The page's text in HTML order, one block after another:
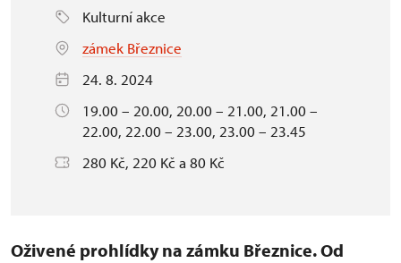
Kulturní akce
zámek Březnice
24. 8. 2024
19.00 – 20.00, 20.00 – 21.00, 21.00 –
22.00, 22.00 – 23.00, 23.00 – 23.45
280 Kč, 220 Kč a 80 Kč
Oživené prohlídky na zámku Březnice. Od